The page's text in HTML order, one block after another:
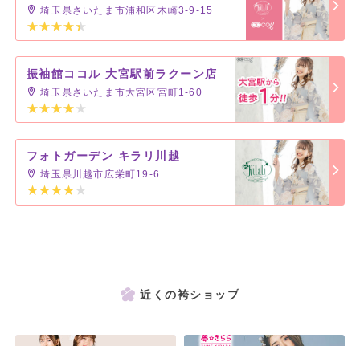
埼玉県さいたま市浦和区木崎3-9-15
振袖館ココル 大宮駅前ラクーン店
埼玉県さいたま市大宮区宮町1-60
フォトガーデン キラリ川越
埼玉県川越市広栄町19-6
近くの袴ショップ